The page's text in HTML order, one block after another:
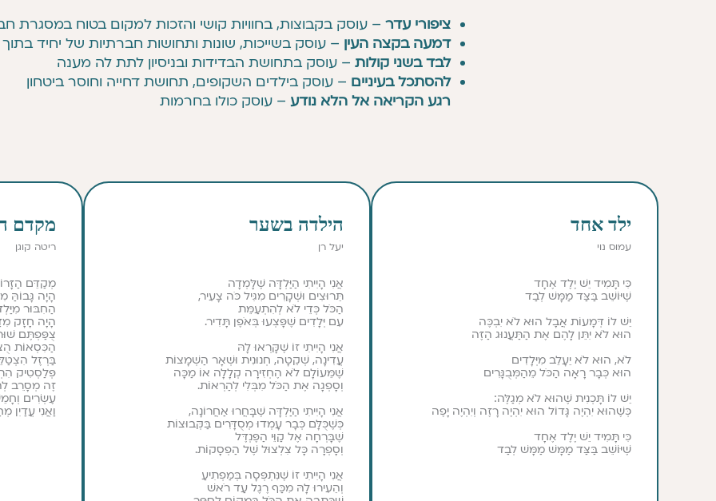
ציפורי עדר – עוסק בקבוצות, בחוויות קושי והזכות למקום בטוח במסגרת
דמעה בקצה העין – עוסק בשייכות, שונות ותחושות חברתיות של יחיד
לבד בשני קולות – עוסק בתחושת הבדידות ובניסיון לתת לה מענה
להסתכל בעיניים – עוסק בילדים השקופים, תחושת דחייה וחוסר ביטחון
רגע הקריאה אל הלא נודע – עוסק כולו בחרמות
ילד אחד
עמוס נוי
כִּי תָּמִיד יֵשׁ יֶלֶד אֶחָד
שֶׁיּוֹשֵׁב בַּצַּד מַמָּשׁ לְבַד
יֵשׁ לוֹ דְּמָעוֹת אֲבָל הוּא לֹא יִבְכֶּה
הוּא לֹא יִתֵּן לָהֶם אֶת הַתַּעֲנוּג הַזֶּה
לֹא, הוּא לֹא יֵעָלֵב מִיְּלָדִים
הוּא כְּבָר רָאָה הַכֹּל מֵהַמְּבֻגָּרִים
יֵשׁ לוֹ תָּכְנִית שֶׁהוּא לֹא מְגַלֶּה:
כְּשֶׁהוּא יִהְיֶה גָּדוֹל הוּא יִהְיֶה רָזֶה וְיִהְיֶה יָפֶה
כִּי תָּמִיד יֵשׁ יֶלֶד אֶחָד
שֶׁיּוֹשֵׁב בַּצַּד מַמָּשׁ מַמָּשׁ לְבַד
הילדה בשער
יעל רן
אֲנִי הָיִיתִי הַיַּלְדָּה שֶׁלָּמְדָה
תֵּרוּצִים וּשְׁקָרִים מִגִּיל כֹּה צָעִיר,
הַכֹּל כְּדֵי לֹא לְהִתְעַמֵּת
עִם יְּלָדִים שֶׁפָּצְעוּ בְּאֹפֶן תָּדִיר.
אֲנִי הָיִיתִי זוֹ שֶׁקָּרְאוּ לָהּ
עֲדִינָה, שְׁקֵטָה, חְנוּנִית וּשְׁאָר הַשְׁמָצוֹת
שֶׁמֵּעוֹלָם לֹא הֶחְזִירָה קְלָלָה אוֹ מַכָּה
וְסָפְגָה אֶת הַכֹּל מִבְּלִי לְהַרְאוֹת.
אֲנִי הָיִיתִי הַיַּלְדָּה שֶׁבָּחֲרוּ אַחֲרוֹנָה,
כְּשֶׁכֻּלָּם כְּבָר עָמְדוּ מְסֻדָּרִים בַּקְּבוּצוֹת
שֶׁבָּרְחָה אֶל קַוֵּי הַפֶּנְדֶּל
וְסָפְרָה כָּל צִלְצוּל שֶׁל הַפְסָקוֹת.
אֲנִי הָיִיתִי זוֹ שֶׁנִּתְפְּסָה בְּמַפְתִיעַ
וְהֵעִירוּ לָהּ מִכַּף רֶגֶל עַד רֹאשׁ
מקדם
ריטה קוגן
מְקַדֵּם
הָיָה גָּבוֹהַּ
הַחִבּוּר
הָיָה חָזָק
צֻפַּפְתֶּם
הַכִּסְאוֹת
בַּרְזֶל
פְּלַסְטִיק
זֶה מְסָרֵב
עֶשְׂרִים
וַאֲנִי עֲדַיִן